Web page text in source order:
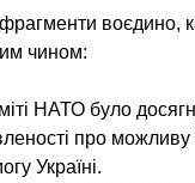
воєдино,
чином:
НАТО було
про можливу
Україні.